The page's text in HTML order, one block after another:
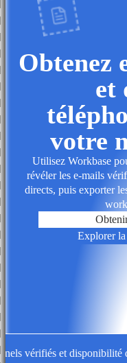
Obtenez
et
votre
Utilisez Workbase
révéler les e-mails
directs, puis exporter
Explorer la
vérifiés et disponibilité